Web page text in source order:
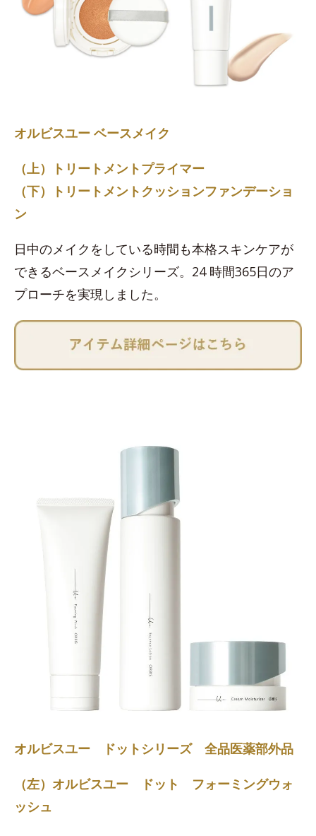
オルビスユー ベースメイク
（上）トリートメントプライマー
（下）トリートメントクッションファンデーショ
ン
日中のメイクをしている時間も本格スキンケアが
できるベースメイクシリーズ。24 時間365日のア
プローチを実現しました。
オルビスユー ドットシリーズ 全品医薬部外品
（左）オルビスユー ドット フォーミングウォ
ッシュ